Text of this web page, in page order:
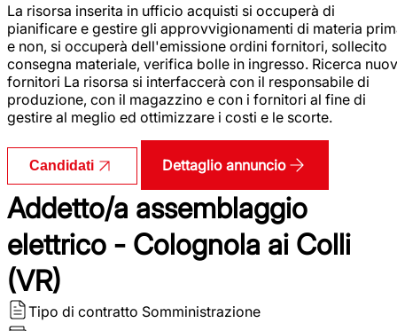
La risorsa inserita in ufficio acquisti si occuperà di
pianificare e gestire gli approvvigionamenti di materia
e non, si occuperà dell'emissione ordini fornitori, sollecito
consegna materiale, verifica bolle in ingresso. Ricerca
fornitori La risorsa si interfaccerà con il responsabile di
produzione, con il magazzino e con i fornitori al fine di
gestire al meglio ed ottimizzare i costi e le scorte.
Candidati Dettaglio annuncio
Addetto/a assemblaggio
elettrico - Colognola ai Colli
(VR)
Tipo di contratto Somministrazione